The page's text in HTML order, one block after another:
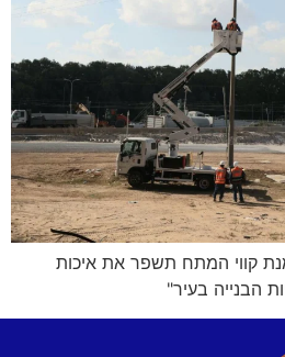
קווי המתח תשפר את איכות
הבנייה בעיר"